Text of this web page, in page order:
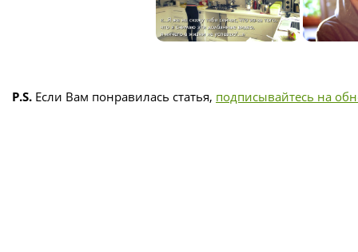
P.S. Если Вам понравилась статья, подписывайтесь на